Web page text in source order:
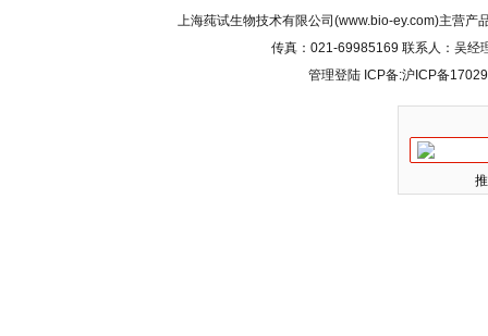
上海莼试生物技术有限公司(www.bio-ey.com)主营产
传真：021-69985169 联系人：吴经
管理登陆 ICP备:沪ICP备